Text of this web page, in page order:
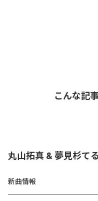
こんな記
丸山拓真 & 夢見杉て
新曲情報